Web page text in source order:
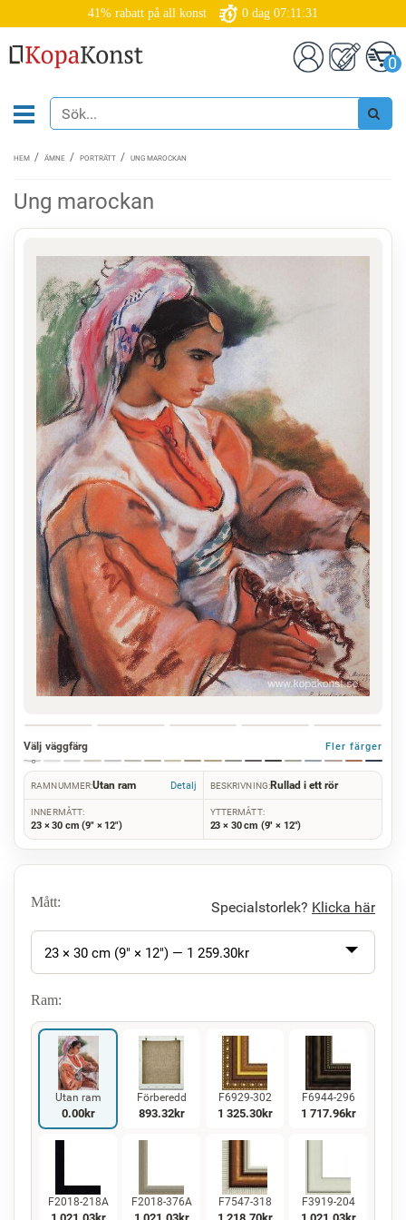
41% rabatt på all konst 0 dag 07:11:31
0
HEM ÄMNE PORTRÄTT UNG MAROCKAN
Ung marockan
Välj väggfärg Fler färger
RAMNUMMER:Utan ram Detalj BESKRIVNING:Rullad i ett rör
INNERMÅTT:
23 × 30 cm (9" × 12")
YTTERMÅTT:
23 × 30 cm (9" × 12")
Mått: Specialstorlek? Klicka här
23 × 30 cm (9" × 12") — 1 259.30kr
Ram:
Utan ram
0.00kr
Förberedd
893.32kr
F6929-302
1 325.30kr
F6944-296
1 717.96kr
F2018-218A F2018-376A F7547-318 F3919-204